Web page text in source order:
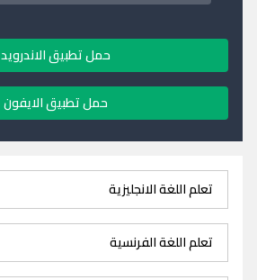
حمل تطبيق الاندرويد
حمل تطبيق الايفون
تعلم اللغة الانجليزية
تعلم اللغة الفرنسية